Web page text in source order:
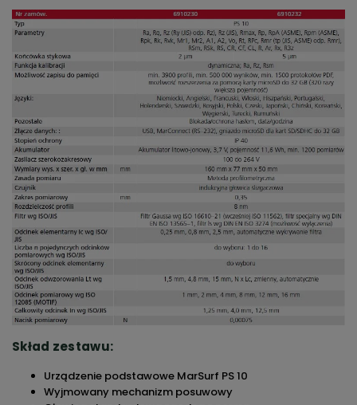
Skład zestawu:
Urządzenie podstawowe MarSurf PS 10
Wyjmowany mechanizm posuwowy